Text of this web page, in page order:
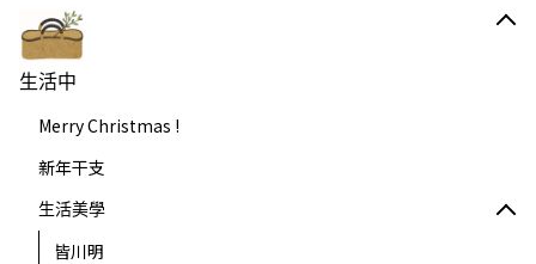
生活中
Merry Christmas !
新年干支
生活美學
皆川明